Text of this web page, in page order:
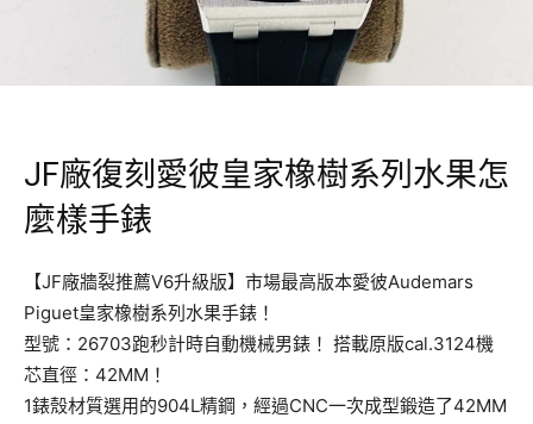
JF廠復刻愛彼皇家橡樹系列水果怎
麼樣手錶
【JF廠牆裂推薦V6升級版】市場最高版本愛彼Audemars
Piguet皇家橡樹系列水果手錶！
型號：26703跑秒計時自動機械男錶！ 搭載原版cal.3124機
芯直徑：42MM！
1錶殼材質選用的904L精鋼，經過CNC一次成型鍛造了42MM